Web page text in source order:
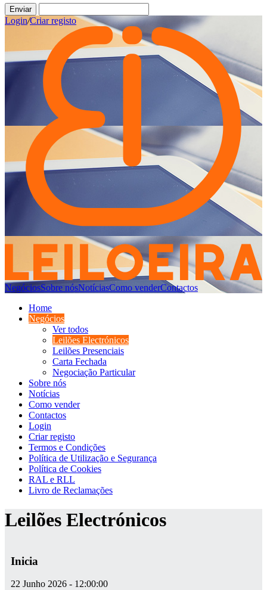
Enviar
Login/Criar registo
NegóciosSobre nósNotíciasComo venderContactos
Home
Negócios
Ver todos
Leilões Electrónicos
Leilões Presenciais
Carta Fechada
Negociação Particular
Sobre nós
Notícias
Como vender
Contactos
Login
Criar registo
Termos e Condições
Política de Utilização e Segurança
Política de Cookies
RAL e RLL
Livro de Reclamações
Leilões Electrónicos
Inicia
22 Junho 2026 - 12:00:00